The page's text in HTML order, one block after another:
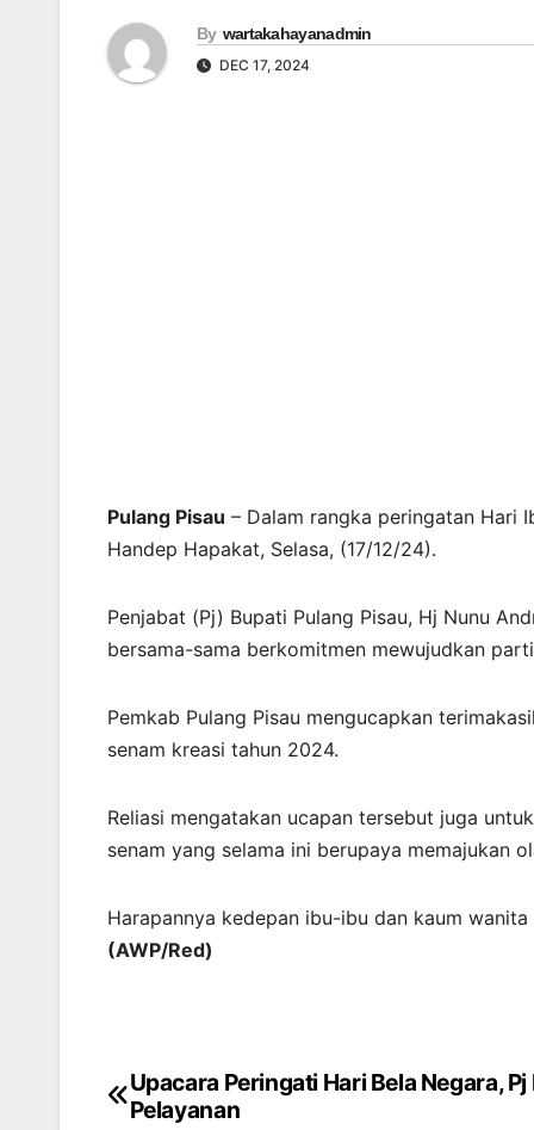
By wartakahayanadmin
DEC 17, 2024
Pulang Pisau – Dalam rangka peringatan Hari
Handep Hapakat, Selasa, (17/12/24).
Penjabat (Pj) Bupati Pulang Pisau, Hj Nunu
bersama-sama berkomitmen mewujudkan
Pemkab Pulang Pisau mengucapkan
senam kreasi tahun 2024.
Reliasi mengatakan ucapan tersebut juga
senam yang selama ini berupaya memajukan
Harapannya kedepan ibu-ibu dan kaum
(AWP/Red)
Post
Upacara Peringati Hari Bela Negara,
Pelayanan